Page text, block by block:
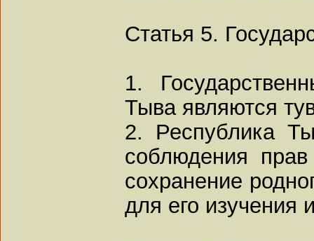
Статья 5.
1.
Тыва являются
2. Республика
соблюдения
сохранение
для его изучения